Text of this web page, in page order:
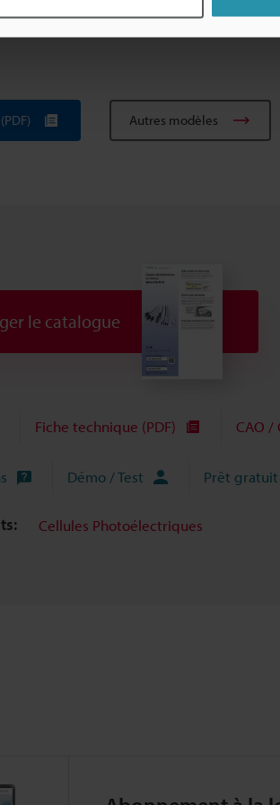
connectées: de -20 à +50 °C ; 11 à 16
Autres modèles
le catalogue
Fiche technique (PDF) CAO /
Démo / Test Prêt
Cellules Photoélectriques